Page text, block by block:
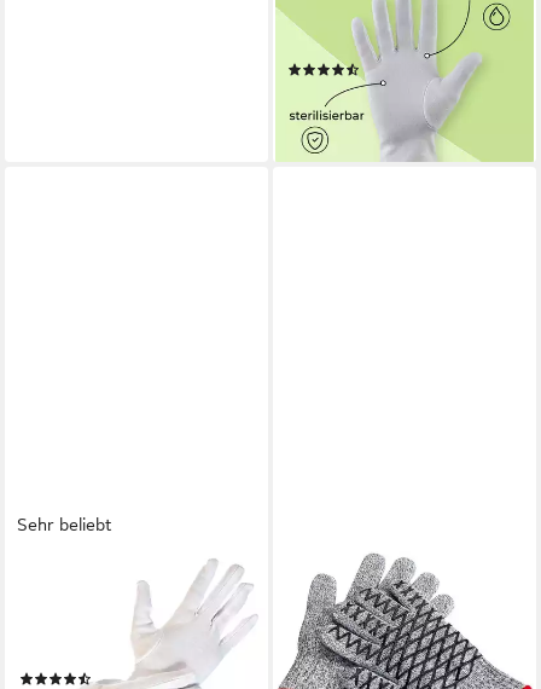
reinweiß, atmungsaktiv, 100 %
Baumwolle atmungsaktiv
(2)
299,99 €
(0,25 €/ 1 Stk)
lieferbar - in 4-5 Werktagen bei dir
Sehr beliebt
Baumwollhandschuhe 12 Paar
Baumwollhandschuhe Blanc
gebleicht weiß Gr. L/9
(23)